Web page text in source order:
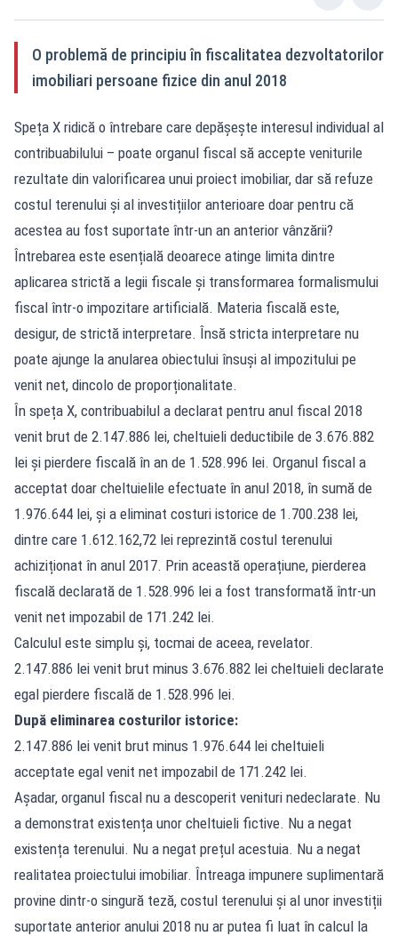
O problemă de principiu în fiscalitatea dezvoltatorilor
imobiliari persoane fizice din anul 2018
Speța X ridică o întrebare care depășește interesul individual al
contribuabilului – poate organul fiscal să accepte veniturile
rezultate din valorificarea unui proiect imobiliar, dar să refuze
costul terenului și al investițiilor anterioare doar pentru că
acestea au fost suportate într-un an anterior vânzării?
Întrebarea este esențială deoarece atinge limita dintre
aplicarea strictă a legii fiscale și transformarea formalismului
fiscal într-o impozitare artificială. Materia fiscală este,
desigur, de strictă interpretare. Însă stricta interpretare nu
poate ajunge la anularea obiectului însuși al impozitului pe
venit net, dincolo de proporționalitate.
În speța X, contribuabilul a declarat pentru anul fiscal 2018
venit brut de 2.147.886 lei, cheltuieli deductibile de 3.676.882
lei și pierdere fiscală în an de 1.528.996 lei. Organul fiscal a
acceptat doar cheltuielile efectuate în anul 2018, în sumă de
1.976.644 lei, și a eliminat costuri istorice de 1.700.238 lei,
dintre care 1.612.162,72 lei reprezintă costul terenului
achiziționat în anul 2017. Prin această operațiune, pierderea
fiscală declarată de 1.528.996 lei a fost transformată într-un
venit net impozabil de 171.242 lei.
Calculul este simplu și, tocmai de aceea, revelator.
2.147.886 lei venit brut minus 3.676.882 lei cheltuieli declarate
egal pierdere fiscală de 1.528.996 lei.
După eliminarea costurilor istorice:
2.147.886 lei venit brut minus 1.976.644 lei cheltuieli
acceptate egal venit net impozabil de 171.242 lei.
Așadar, organul fiscal nu a descoperit venituri nedeclarate. Nu
a demonstrat existența unor cheltuieli fictive. Nu a negat
existența terenului. Nu a negat prețul acestuia. Nu a negat
realitatea proiectului imobiliar. Întreaga impunere suplimentară
provine dintr-o singură teză, costul terenului și al unor investiții
suportate anterior anului 2018 nu ar putea fi luat în calcul la